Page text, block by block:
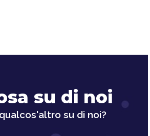
su di noi
su di noi?